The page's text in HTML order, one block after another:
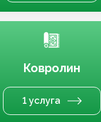
Ковролин
1 услуга